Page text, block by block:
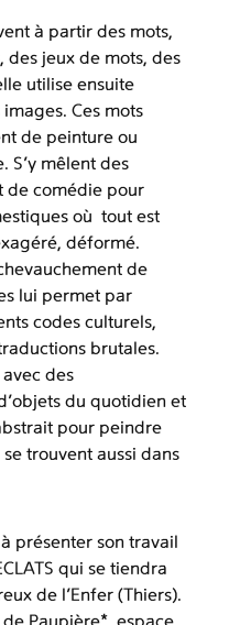
à partir des mots,
des jeux de mots, des
utilise ensuite
Ces mots
de peinture ou
S’y mêlent des
de comédie pour
où tout est
déformé.
de
lui permet par
codes culturels,
brutales.
des
du quotidien et
pour peindre
trouvent aussi dans
présenter son travail
qui se tiendra
de l'Enfer (Thiers).
Paupière*, espace